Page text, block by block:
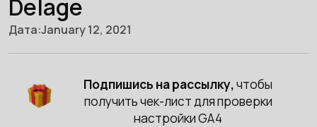
Delage
Дата:January 12, 2021
Подпишись на рассылку,чтобы
получить чек-лист для проверки
настройки GA4